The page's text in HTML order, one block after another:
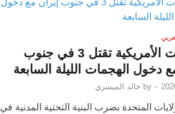
الضربات الأمريكية تقتل 3 في جنوب
دخول الهجمات الليلة السابعة
-
by خالد الميسري
المتحدة بضرب البنية التحتية المدنية في